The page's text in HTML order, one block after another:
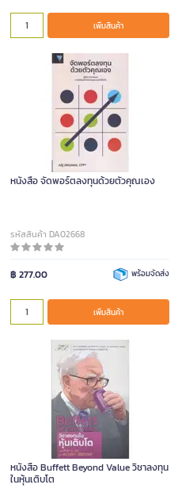
เพิ่มสินค้า
หนังสือ จัดพอร์ตลงทุนด้วยตัวคุณเอง
รหัสสินค้า DA02668
฿ 277.00 พร้อมจัดส่ง
เพิ่มสินค้า
หนังสือ Buffett Beyond Value วิชาลงทุน
ในหุ้นเติบโต